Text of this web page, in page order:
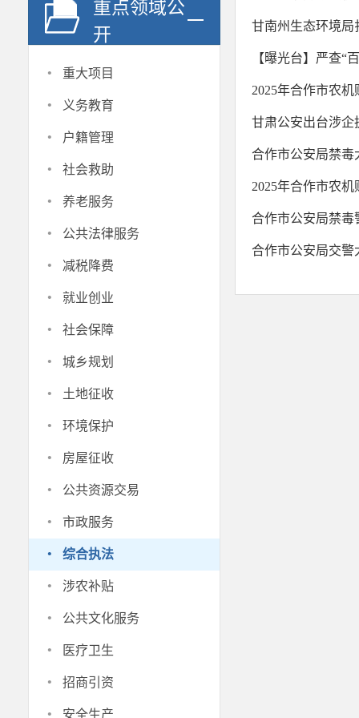
重点领域公
开
· 重大项目
· 义务教育
· 户籍管理
· 社会救助
· 养老服务
· 公共法律服务
· 减税降费
· 就业创业
· 社会保障
· 城乡规划
· 土地征收
· 环境保护
· 房屋征收
· 公共资源交易
· 市政服务
· 综合执法
· 涉农补贴
· 公共文化服务
· 医疗卫生
· 招商引资
安全生产
甘南州生态环境局
【曝光台】严查“
2025年合作市农
甘肃公安出台涉企
合作市公安局禁毒
2025年合作市农
合作市公安局禁毒
合作市公安局交警